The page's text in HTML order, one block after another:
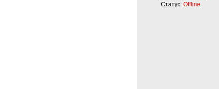
Статус: Offline